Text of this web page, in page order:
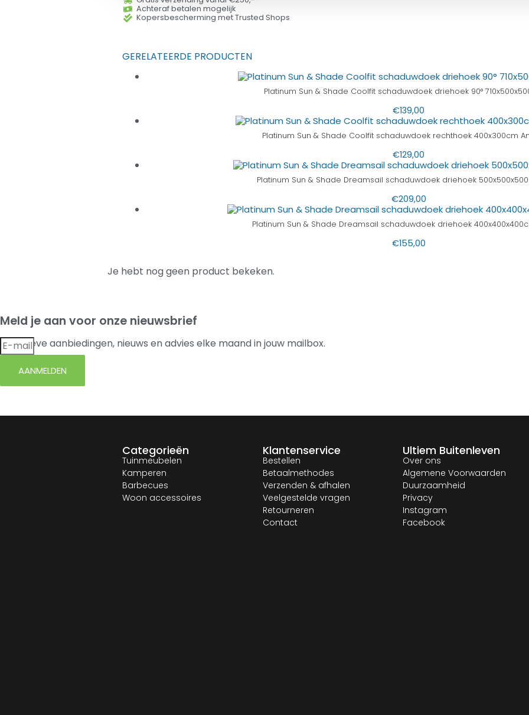
Achteraf betalen mogelijk
Kopersbescherming met Trusted Shops
GERELATEERDE PRODUCTEN
Platinum Sun & Shade Coolfit schaduwdoek driehoek 90°
€139,00
Platinum Sun & Shade Coolfit schaduwdoek rechthoek 400x300cm
€129,00
Platinum Sun & Shade Dreamsail schaduwdoek driehoek
€209,00
Platinum Sun & Shade Dreamsail schaduwdoek driehoek
€155,00
Je hebt nog geen product bekeken.
Meld je aan voor onze nieuwsbrief
Exclusieve aanbiedingen, nieuws en advies elke maand in jouw mailbox.
AANMELDEN
Categorieën
Tuinmeubelen
Kamperen
Barbecues
Woon accessoires
Klantenservice
Bestellen
Betaalmethodes
Verzenden & afhalen
Veelgestelde vragen
Retourneren
Contact
Ultiem Buitenleven
Over ons
Algemene Voorwaarden
Duurzaamheid
Privacy
Instagram
Facebook